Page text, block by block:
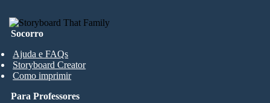
Socorro
Ajuda e FAQs
Storyboard Creator
Como imprimir
Para Professores